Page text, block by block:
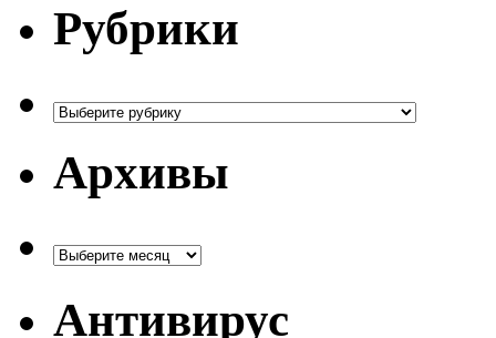
Рубрики
Рубрики
Архивы
Антивирус